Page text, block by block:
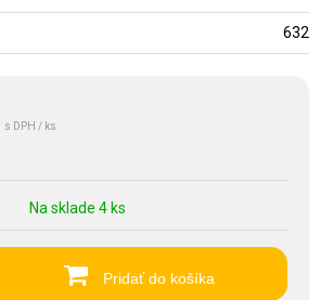
s DPH / ks
Na sklade 4 ks
Pridať do košíka
632